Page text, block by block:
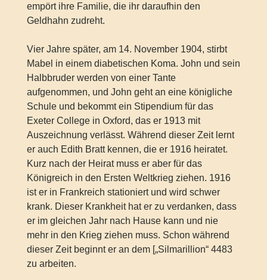
empört ihre Familie, die ihr daraufhin den
Geldhahn zudreht.
Vier Jahre später, am 14. November 1904, stirbt
Mabel in einem diabetischen Koma. John und sein
Halbbruder werden von einer Tante
aufgenommen, und John geht an eine königliche
Schule und bekommt ein Stipendium für das
Exeter College in Oxford, das er 1913 mit
Auszeichnung verlässt. Während dieser Zeit lernt
er auch Edith Bratt kennen, die er 1916 heiratet.
Kurz nach der Heirat muss er aber für das
Königreich in den Ersten Weltkrieg ziehen. 1916
ist er in Frankreich stationiert und wird schwer
krank. Dieser Krankheit hat er zu verdanken, dass
er im gleichen Jahr nach Hause kann und nie
mehr in den Krieg ziehen muss. Schon während
dieser Zeit beginnt er an dem [„Silmarillion“ 4483
zu arbeiten.